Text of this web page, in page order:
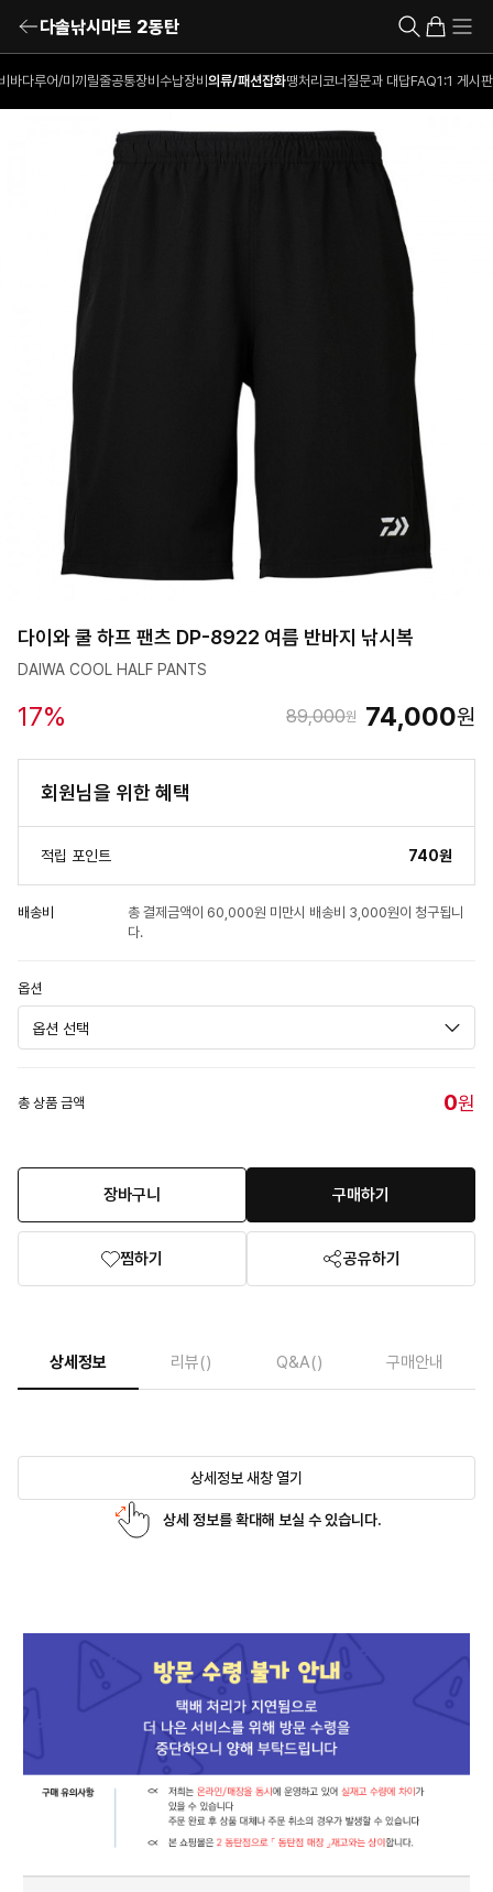
다솔낚시마트 2동탄
바다루어/미끼 릴줄공통장비 수납장비 의류/패션잡화땡처리코너 질문과 대답FAQ1:1 게시판
다이와 쿨 하프 팬츠 DP-8922 여름 반바지 낚시복
DAIWA COOL HALF PANTS
17% 89,000원 74,000원
회원님을 위한 혜택
적립 포인트 740원
배송비
총 결제금액이 60,000원 미만시 배송비 3,000원이 청구됩니
다.
옵션
총 상품 금액 0원
장바구니 구매하기
찜하기 공유하기
상세정보 리뷰() Q&A() 구매안내
상세정보 새창 열기
상세 정보를 확대해 보실 수 있습니다.